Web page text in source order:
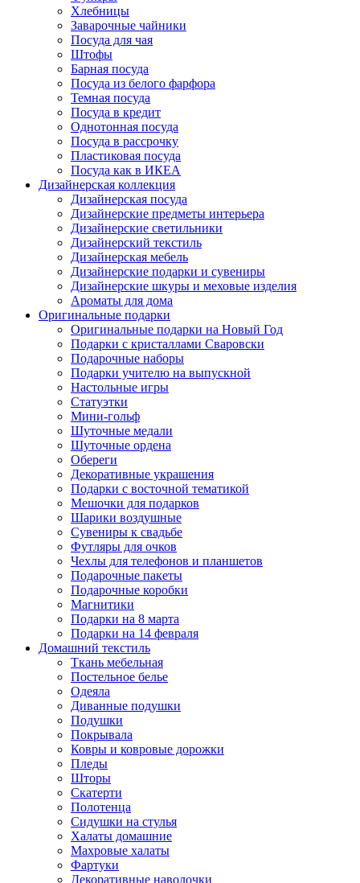
Хлебницы
Заварочные чайники
Посуда для чая
Штофы
Барная посуда
Посуда из белого фарфора
Темная посуда
Посуда в кредит
Однотонная посуда
Посуда в рассрочку
Пластиковая посуда
Посуда как в ИКЕА
Дизайнерская коллекция
Дизайнерская посуда
Дизайнерские предметы интерьера
Дизайнерские светильники
Дизайнерский текстиль
Дизайнерская мебель
Дизайнерские подарки и сувениры
Дизайнерские шкуры и меховые изделия
Ароматы для дома
Оригинальные подарки
Оригинальные подарки на Новый Год
Подарки с кристаллами Сваровски
Подарочные наборы
Подарки учителю на выпускной
Настольные игры
Статуэтки
Мини-гольф
Шуточные медали
Шуточные ордена
Обереги
Декоративные украшения
Подарки с восточной тематикой
Мешочки для подарков
Шарики воздушные
Сувениры к свадьбе
Футляры для очков
Чехлы для телефонов и планшетов
Подарочные пакеты
Подарочные коробки
Магнитики
Подарки на 8 марта
Подарки на 14 февраля
Домашний текстиль
Ткань мебельная
Постельное белье
Одеяла
Диванные подушки
Подушки
Покрывала
Ковры и ковровые дорожки
Пледы
Шторы
Скатерти
Полотенца
Сидушки на стулья
Халаты домашние
Махровые халаты
Фартуки
Декоративные наволочки